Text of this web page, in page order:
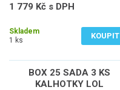
1 779 Kč s DPH
Skladem
1 ks
KOUPIT
BOX 25 SADA 3 KS
KALHOTKY LOL